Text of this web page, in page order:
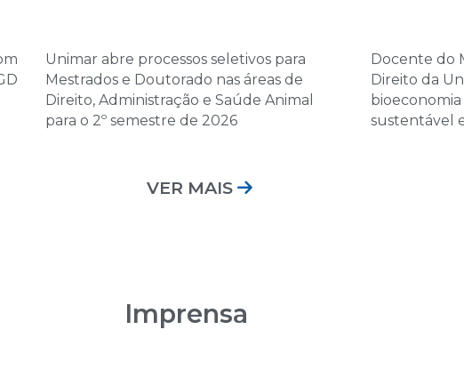
08:00 | Encontro Aulas
12 de dezembro de 2026
08:00 | Encontro Aulas
Unimar abre processos seletivos para
Mestrados e Doutorado nas áreas de
Direito, Administração e Saúde Animal
para o 2º semestre de 2026
Docente do
Direito da
sustentável
VER MAIS
Imprensa